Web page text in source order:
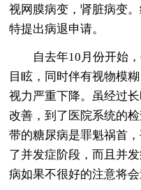
视网膜病变，肾脏病变
特提出病退申请。
自去年10月份开始，
目眩，同时伴有视物模
视力严重下降。虽经过
改善，到了医院系统的
带的糖尿病是罪魁祸首
了并发症阶段，而且并
病如果不很好的注意将